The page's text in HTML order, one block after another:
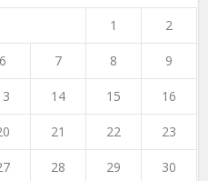
1 2
6 7 8 9
14 15 16
21 22 23
28 29 30